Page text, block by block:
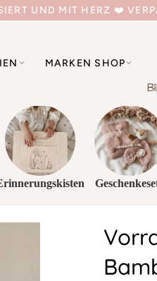
UND MIT HERZ ❤️
MARKEN SHOP